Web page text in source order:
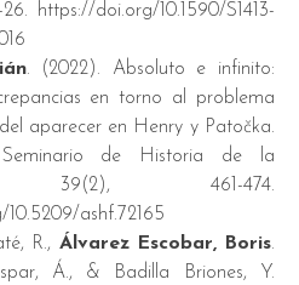
https://doi.org/10.1590/S1413-
. (2022). Absoluto e infinito:
en torno al problema
aparecer en Henry y Patočka.
de Historia de la
39(2), 461-474.
ashf.72165
R., Álvarez Escobar, Boris.
Á., & Badilla Briones, Y.